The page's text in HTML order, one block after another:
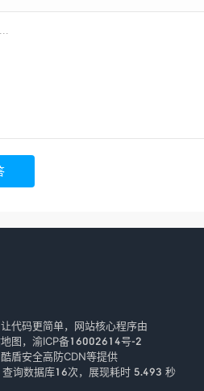
让代码更简单，网站核心程序由
图， 渝ICP备16002614号-2
酷盾安全高防CDN等提供
询数据库16次， 展现耗时 5.493 秒